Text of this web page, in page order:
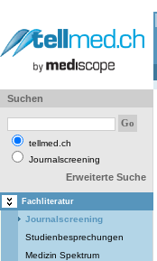
Suchen
tellmed.ch
Journalscreening
Erweiterte Suche
Fachliteratur
Journalscreening
Studienbesprechungen
Medizin Spektrum